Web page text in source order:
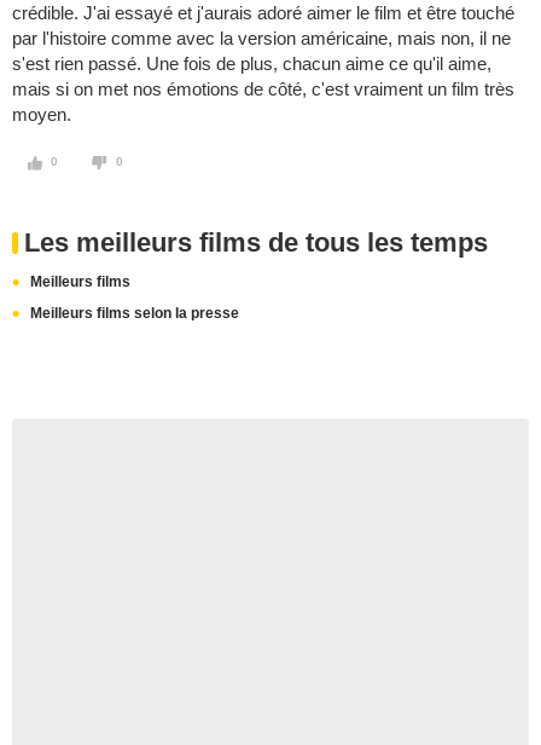
crédible. J'ai essayé et j'aurais adoré aimer le film et être touché
par l'histoire comme avec la version américaine, mais non, il ne
s'est rien passé. Une fois de plus, chacun aime ce qu'il aime,
mais si on met nos émotions de côté, c'est vraiment un film très
moyen.
0 0
Les meilleurs films de tous les temps
Meilleurs films
Meilleurs films selon la presse